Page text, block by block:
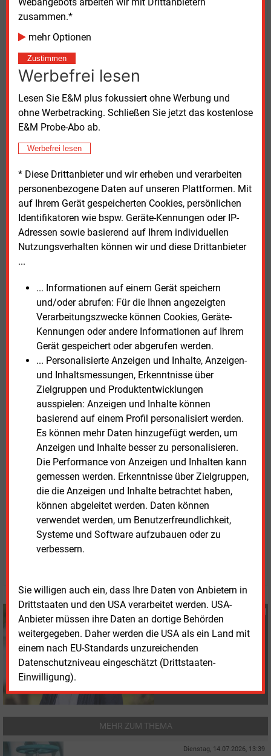
zusammen.*
mehr Optionen
Zustimmen
Werbefrei lesen
Lesen Sie E&M plus fokussiert ohne Werbung und
ohne Werbetracking. Schließen Sie jetzt das kostenlose
E&M Probe-Abo ab.
Werbefrei lesen
* Diese Drittanbieter und wir erheben und verarbeiten
personenbezogene Daten auf unseren Plattformen. Mit
auf Ihrem Gerät gespeicherten Cookies, persönlichen
Identifikatoren wie bspw. Geräte-Kennungen oder IP-
Adressen sowie basierend auf Ihrem individuellen
Nutzungsverhalten können wir und diese Drittanbieter
...
... Informationen auf einem Gerät speichern
und/oder abrufen: Für die Ihnen angezeigten
Verarbeitungszwecke können Cookies, Geräte-
Kennungen oder andere Informationen auf Ihrem
Gerät gespeichert oder abgerufen werden.
... Personalisierte Anzeigen und Inhalte, Anzeigen-
und Inhaltsmessungen, Erkenntnisse über
Zielgruppen und Produktentwicklungen
ausspielen: Anzeigen und Inhalte können
basierend auf einem Profil personalisiert werden.
Es können mehr Daten hinzugefügt werden, um
Anzeigen und Inhalte besser zu personalisieren.
Die Performance von Anzeigen und Inhalten kann
gemessen werden. Erkenntnisse über Zielgruppen,
die die Anzeigen und Inhalte betrachtet haben,
können abgeleitet werden. Daten können
verwendet werden, um Benutzerfreundlichkeit,
Systeme und Software aufzubauen oder zu
verbessern.
Sie willigen auch ein, dass Ihre Daten von Anbietern in
Drittstaaten und den USA verarbeitet werden. USA-
Anbieter müssen ihre Daten an dortige Behörden
weitergegeben. Daher werden die USA als ein Land mit
einem nach EU-Standards unzureichenden
Datenschutzniveau eingeschätzt (Drittstaaten-
Einwilligung).
bessere Risikoabsicherung und mehr
die Autoren ein langfristiges Zielbild für die Rolle von
Wasserstoff im Energiesystem vor. Eine transparente
Roadmap und ein unabhängiges Monitoring sollten
festlegen, in welchen Anwendungen Wasserstoff
vorrangig eingesetzt wird und wie sich der Markt
schrittweise ohne dauerhafte Förderung entwickeln
kann.
Strickling sprach sich zudem für einen
pragmatischeren Umgang mit den Vorgaben für
grünen Wasserstoff aus. Anlagen zur Erzeugung
erneuerbarer Energien sollten seiner Ansicht nach
nicht ausschließlich an einzelne Elektrolyseure
gebunden werden. Stattdessen könnten
eingesetzte Strom aus erneuerbaren Quellen stammt.
Auch regionale oder zeitliche Differenzierungen seien
denkbar, um Elektrolyseure stärker in Phasen hoher
Wind- und Solarstromerzeugung zu betreiben.
Vor einem Scheitern des Markthochlaufs warnte
Strickling ausdrücklich. „Bleibt Wasserstoff
dauerhaft eine Nischenanwendung, droht entweder
das Verfehlen der Klimaschutzziele oder
Wettbewerbsnachteile für die Industrie mit
entsprechenden Folgen für Wirtschaftskraft und
Versorgungssicherheit“, sagte er. (sh)
DieDIHK Studie zum H2-Hochlaufsteht als PDF zum
Download bereit.
Mittwoch, 8.07.2026, 11:03 Uhr
Susanne Harmsen
Susanne Harmsen
+49 (0) 151 28207503
s.harmsen@energie-
und-management.de
MEHR ZUM THEMA
Dienstag, 14.07.2026, 13:39